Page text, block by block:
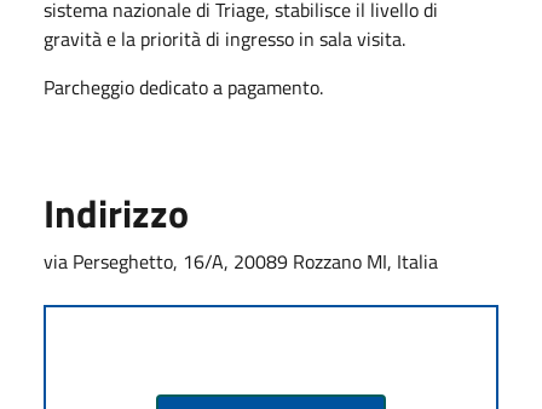
sistema nazionale di Triage, stabilisce il livello di
gravità e la priorità di ingresso in sala visita.
Parcheggio dedicato a pagamento.
Indirizzo
via Perseghetto, 16/A, 20089 Rozzano MI, Italia